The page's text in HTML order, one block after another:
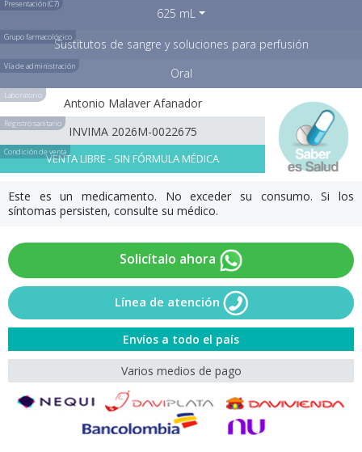
Presentación (C7)
625 mL
Grupo farmacológicoSustitutos de sangre y soluciones para perfusión
Vía de administración Oral
Laboratorio
Antonio Malaver Afanador
Registro sanitario
INVIMA 2026M-0022675
Condición de ventaVENTA LIBRE - SIN FÓRMULA MÉDICA
Este es un medicamento. No exceder su consumo. Si los
síntomas persisten, consulte su médico.
Solicítalo ahora
Línea de atención
Envíos a todo el país
Varios medios de pago